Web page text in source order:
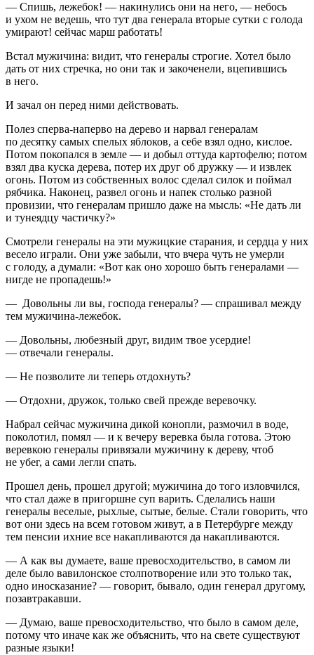
— Спишь, лежебок! — накинулись они на него, — небось
и ухом не ведешь, что тут два генерала вторые сутки с голода
умирают! сейчас марш работать!
Встал мужичина: видит, что генералы строгие. Хотел было
дать от них стречка, но они так и закоченели, вцепившись
в него.
И зачал он перед ними действовать.
Полез сперва-наперво на дерево и нарвал генералам
по десятку самых спелых яблоков, а себе взял одно, кислое.
Потом покопался в земле — и добыл оттуда картофелю; потом
взял два куска дерева, потер их друг об дружку — и извлек
огонь. Потом из собственных волос сделал силок и поймал
рябчика. Наконец, развел огонь и напек столько разной
провизии, что генералам пришло даже на мысль: «Не дать ли
и тунеядцу частичку?»
Смотрели генералы на эти мужицкие старания, и сердца у них
весело играли. Они уже забыли, что вчера чуть не умерли
с голоду, а думали: «Вот как оно хорошо быть генералами —
нигде не пропадешь!»
— Довольны ли вы, господа генералы? — спрашивал между
тем мужичина-лежебок.
— Довольны, любезный друг, видим твое усердие!
— отвечали генералы.
— Не позволите ли теперь отдохнуть?
— Отдохни, дружок, только свей прежде веревочку.
Набрал сейчас мужичина дикой конопли, размочил в воде,
поколотил, помял — и к вечеру веревка была готова. Этою
веревкою генералы привязали мужичину к дереву, чтоб
не убег, а сами легли спать.
Прошел день, прошел другой; мужичина до того изловчился,
что стал даже в пригоршне суп варить. Сделались наши
генералы веселые, рыхлые, сытые, белые. Стали говорить, что
вот они здесь на всем готовом живут, а в Петербурге между
тем пенсии ихние все накапливаются да накапливаются.
— А как вы думаете, ваше превосходительство, в самом ли
деле было вавилонское столпотворение или это только так,
одно иносказание? — говорит, бывало, один генерал другому,
позавтракавши.
— Думаю, ваше превосходительство, что было в самом деле,
потому что иначе как же объяснить, что на свете существуют
разные языки!